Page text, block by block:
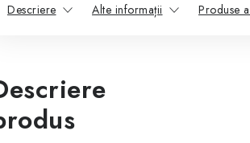
Descriere Alte informații Produse